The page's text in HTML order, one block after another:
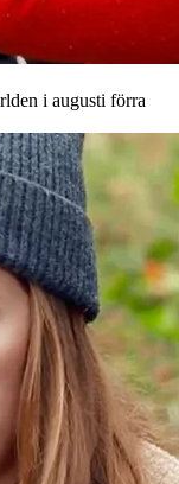
i augusti förra